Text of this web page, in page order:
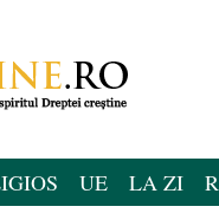
UE LA ZI